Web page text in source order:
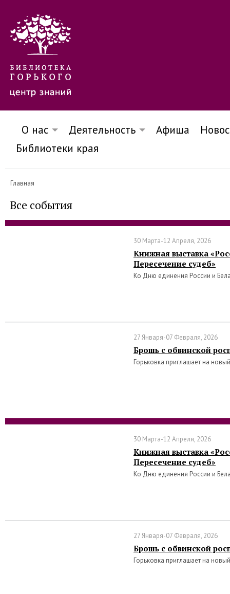
О нас Деятельность Афиша
Библиотеки края
Главная
Все события
30 Марта-12 Апреля, 2026
Книжная выставка
Пересечение судеб»
Ко Дню единения России и
27 Января-07 Февраля, 2026
Брошь с обвинской
Горьковка приглашает на
30 Марта-12 Апреля, 2026
Книжная выставка
Пересечение судеб»
Ко Дню единения России и
27 Января-07 Февраля, 2026
Брошь с обвинской
Горьковка приглашает на